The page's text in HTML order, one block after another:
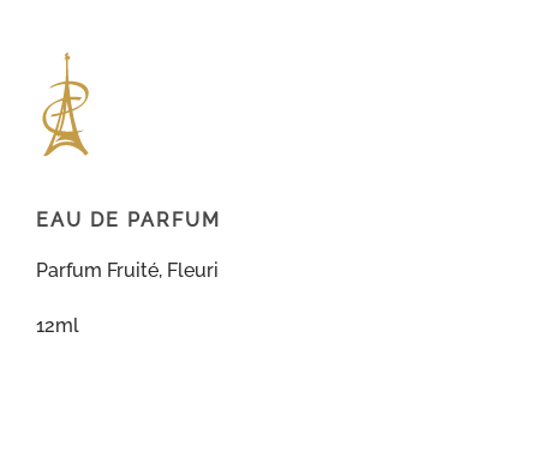
EAU DE PARFUM
Parfum Fruité, Fleuri
12ml